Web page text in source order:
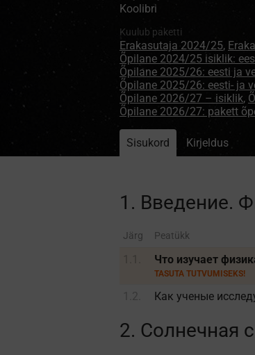
Koolibri
Kuulub paketti
Erakasutaja 2024/25,
Õpilane 2024/25 isiklik:
Õpilane 2025/26: eesti ja
Õpilane 2025/26: eesti- ja
Õpilane 2026/27 – isiklik,
Õpilane 2026/27: pakett
Sisukord Kirjeldus
1. Введение.
Järg Peatükk
Что изучает
TASUTA TUTVUMISEKS!
Как ученые
2. Солнечная